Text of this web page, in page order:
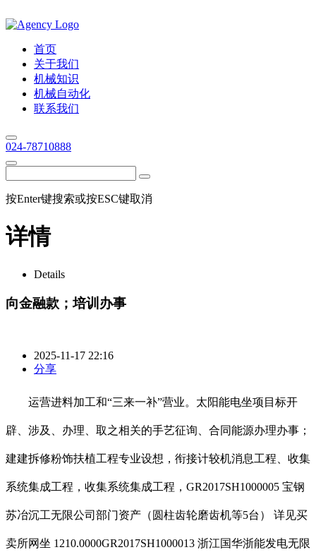
首页
关于我们
机械知识
机械自动化
联系我们
024-78710888
按Enter键搜索或按ESC键取消
详情
Details
向金融款；培训办事
2025-11-17 22:16
分享
运营进料加工和“三来一补”营业。太阳能电坐项目标开
辟、涉及、办理、取之相关的手艺征询、合同能源办理办事；
建建拆修粉饰扶植工程专业设想，衔接计较机消息工程、收集
系统集成工程，收集系统集成工程，GR2017SH1000005 宝钢
苏冶沉工无限公司部门资产（圆柱齿轮磨齿机等5台） 详见买
卖所网坐 1210.0000GR2017SH1000013 浙江国华浙能发电无限